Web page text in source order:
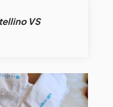
VS